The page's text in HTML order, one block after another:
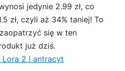
jedynie 2.99 zł, co
zł, czyli aż 34% taniej! To
się w ten
już dziś.
Lora 2 l antracyt